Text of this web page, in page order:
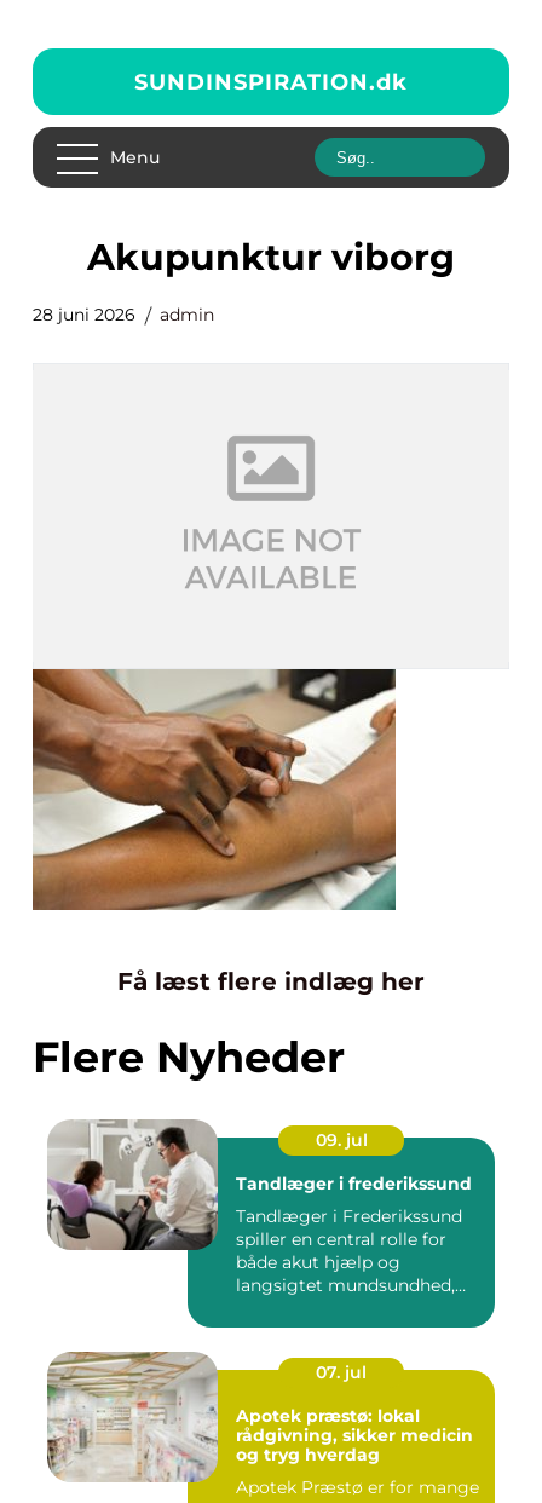
SUNDINSPIRATION.dk
Menu
akupunktur viborg
28 juni 2026 admin
Få læst flere indlæg her
Flere Nyheder
09. jul
Tandlæger i frederikssund
Tandlæger i Frederikssund
spiller en central rolle for
både akut hjælp og
langsigtet mundsundhed,
07. jul
Apotek præstø: lokal
rådgivning, sikker medicin
og tryg hverdag
Apotek Præstø er for mange